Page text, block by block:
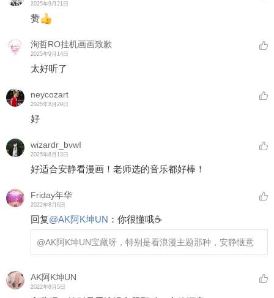
2025年9月21日
赞
洵哲RO挂机画画致歉
2025年9月14日
太好听了
neycozart
2025年8月29日
好
wizardr_bvwI
2025年8月13日
好适合安静看漫画！老师选的音乐都好棒！
Friday年华
2022年8月6日
回复@AK阿K坤UN ： 你很懂哦☕️
@AK阿K坤UN宝藏呀，特别是看浪漫主题那种，安静惬意
AK阿K坤UN
2022年8月5日